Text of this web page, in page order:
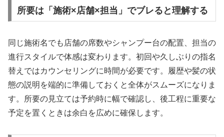
所要は「施術×店舗×担当」でブレると理解する
同じ施術名でも店舗の席数やシャンプー台の配置、担当の
進行スタイルで体感は変わります。初回や久しぶりの指名
替えではカウンセリングに時間が必要です。履歴や髪の状
態の説明を端的に準備しておくと全体がスムーズになりま
す。所要の見立ては予約時に幅で確認し、後工程に重要な
予定を置くときは余白を広めに確保します。